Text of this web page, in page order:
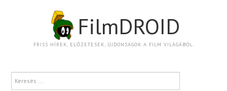
FilmDROID
FRISS HÍREK, ELŐZETESEK, ÚJDONSÁGOK A FILM VILÁGÁBÓL.